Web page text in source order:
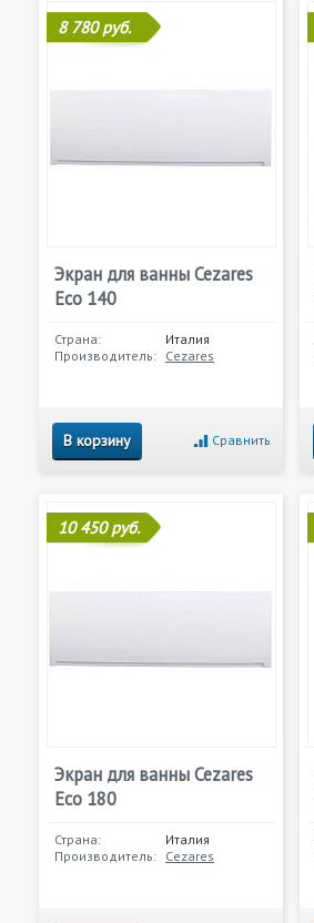
8 780 руб.
Экран для ванны Cezares
Eco 140
Страна:
Италия
Производитель: Cezares
В корзину Сравнить
10 450 руб.
Экран для ванны Cezares
Eco 180
Страна:
Италия
Производитель: Cezares